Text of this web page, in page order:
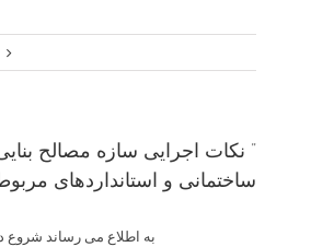
” نکات اجرایی سازه مصالح
ساختمانی و استانداردهای
به اطلاع می­ رساند شروع